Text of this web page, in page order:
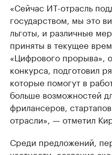
«Сейчас ИТ-отрасль
государством, мы это
льготы, и различные
приняты в текущее
«Цифрового прорыва»,
конкурса, подготовил
которые помогут в
больше возможностей
фрилансеров,
отрасли», — отметил
Среди предложений,